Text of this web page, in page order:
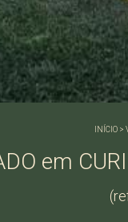
INÍCIO>
em